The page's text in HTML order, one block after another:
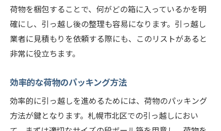
荷物を梱包することで、何がどの箱に入っているかを明
確にし、引っ越し後の整理も容易になります。引っ越し
業者に見積もりを依頼する際にも、このリストがあると
非常に役立ちます。
効率的な荷物のパッキング方法
効率的に引っ越しを進めるためには、荷物のパッキング
方法が鍵となります。札幌市北区での引っ越しにおい